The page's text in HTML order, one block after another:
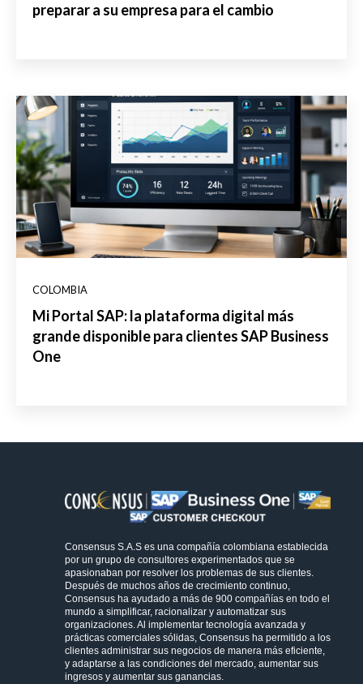
preparar a su empresa para el cambio
COLOMBIA
Mi Portal SAP: la plataforma digital más
grande disponible para clientes SAP Business
One
Consensus S.A.S es una compañía colombiana establecida
por un grupo de consultores experimentados que se
apasionaban por resolver los problemas de sus clientes.
Después de muchos años de crecimiento continuo,
Consensus ha ayudado a más de 900 compañías en todo el
mundo a simplificar, racionalizar y automatizar sus
organizaciones. Al implementar tecnología avanzada y
prácticas comerciales sólidas, Consensus ha permitido a los
clientes administrar sus negocios de manera más eficiente,
y adaptarse a las condiciones del mercado, aumentar sus
ingresos y aumentar sus ganancias.